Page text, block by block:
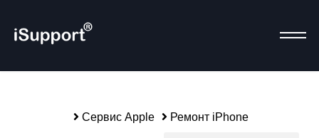
Сервис Apple Ремонт iPhone